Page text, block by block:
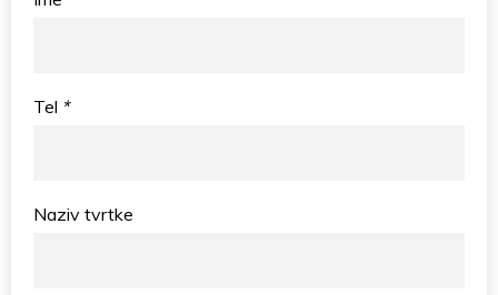
*
Tel
Naziv tvrtke